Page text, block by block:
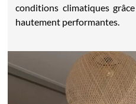
conditions climatiques
hautement performantes.